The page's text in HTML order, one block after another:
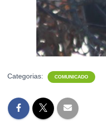
Categorias: COMUNICADO